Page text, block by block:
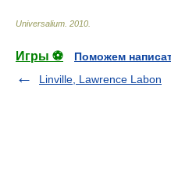
Universalium 2010
Игры ⚽
Поможем
Linville, Lawrence Labon